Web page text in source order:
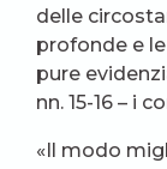
delle
profonde e
pure
nn. 15-16 – i
«Il modo